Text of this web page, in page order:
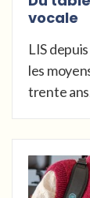
vocale
LIS
les
trente